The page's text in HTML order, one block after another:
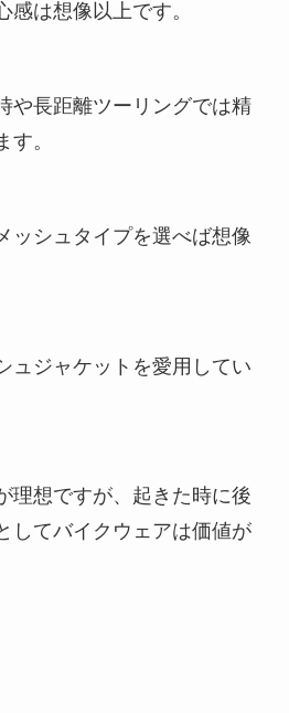
感は想像以上です。
や長距離ツーリングでは精
。
ッシュタイプを選べば想像
ュジャケットを愛用してい
理想ですが、起きた時に後
してバイクウェアは価値が